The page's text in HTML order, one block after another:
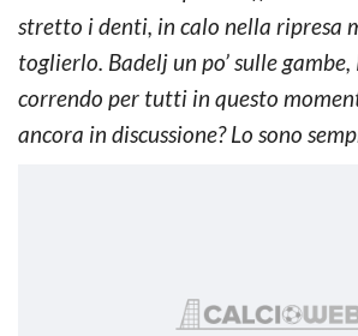
stretto i denti, in calo nella ripresa
toglierlo. Badelj un po’ sulle
correndo per tutti in questo
ancora in discussione? Lo sono